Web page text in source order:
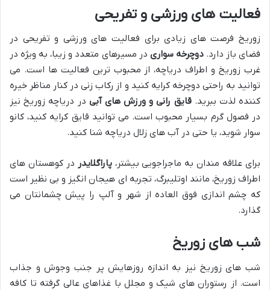
فعالیت های ورزشی و تفریحی
زوریخ فرصت های زیادی برای فعالیت های ورزشی و تفریحی در
فضای باز دارد.دوچرخه سواری در مسیرهای متعدد و زیبا، به ویژه در
غرب زوریخ و اطراف دریاچه، از محبوب ترین فعالیت ها است. می
توانید به راحتی دوچرخه کرایه کنید و از رکاب زنی در کنار مناظر خیره
کننده لذت ببرید.قایق رانی و ورزش های آبی در دریاچه زوریخ نیز
در فصول گرم بسیار محبوب است. می توانید قایق کرایه کنید، کانو
سوار شوید، یا حتی در آب های زلال دریاچه شنا کنید.
برای علاقه مندان به ماجراجویی بیشتر،پاراگلایدر در کوهستان های
اطراف زوریخ، مانند اوتلیبرگ، تجربه ای هیجان انگیز و بی نظیر است
که چشم اندازی فوق العاده از شهر و آلپ را پیش چشمانتان می
گذارد.
شب های زوریخ
شب های زوریخ نیز به اندازه روزهایش پر جنب وجوش و جذاب
است. از رستوران های شیک و مجلل با غذاهای عالی گرفته تا کافه